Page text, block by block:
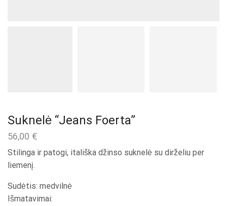
Suknelė “Jeans Foerta”
56,00 €
Stilinga ir patogi, itališka džinso suknelė su dirželiu per
liemenį.
Sudėtis: medvilnė
Išmatavimai: